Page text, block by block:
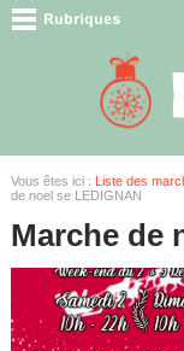
Vous êtes ici : Liste des
de noel se LEDIGNAN
Marche de